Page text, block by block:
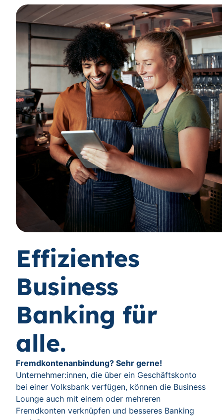
Effizientes
Business
Banking für
alle.
Fremdkontenanbindung? Sehr gerne!
Unternehmer:innen, die über ein Geschäftskonto
bei einer Volksbank verfügen, können die Business
Lounge auch mit einem oder mehreren
Fremdkonten verknüpfen und besseres Banking